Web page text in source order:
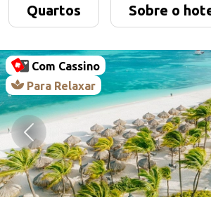
Quartos Sobre o
Anterior
Com Cassino
Para Relaxar